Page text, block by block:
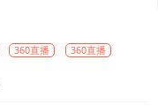
360直播 360直播